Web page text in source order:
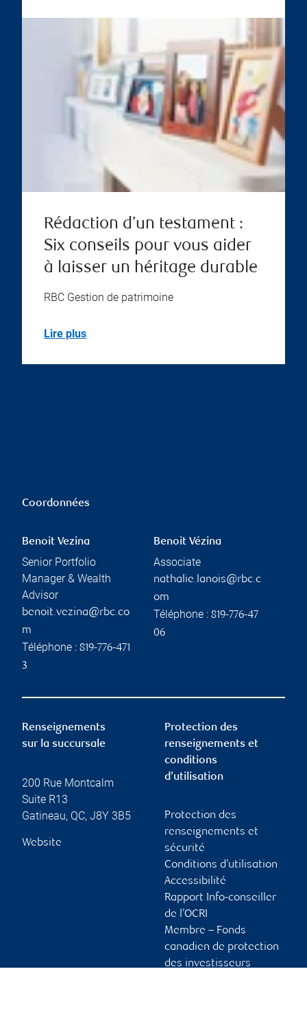
Rédaction d’un testament :
Six conseils pour vous aider
à laisser un héritage durable
RBC Gestion de patrimoine
Lire plus
Coordonnées
Benoit Vezina
Senior Portfolio
Manager & Wealth
Advisor
benoit.vezina@rbc.co
m
Téléphone : 819-776-471
3
Benoit Vézina
Associate
nathalie.lanois@rbc.c
om
Téléphone : 819-776-47
06
Renseignements
sur la succursale
200 Rue Montcalm
Suite R13
Gatineau, QC, J8Y 3B5
Website
Protection des
renseignements et
conditions
d’utilisation
Protection des
renseignements et
sécurité
Conditions d’utilisation
Accessibilité
Rapport Info-conseiller
de l’OCRI
Membre – Fonds
canadien de protection
des investisseurs